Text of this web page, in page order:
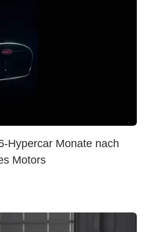
Hypercar Monate nach
Motors